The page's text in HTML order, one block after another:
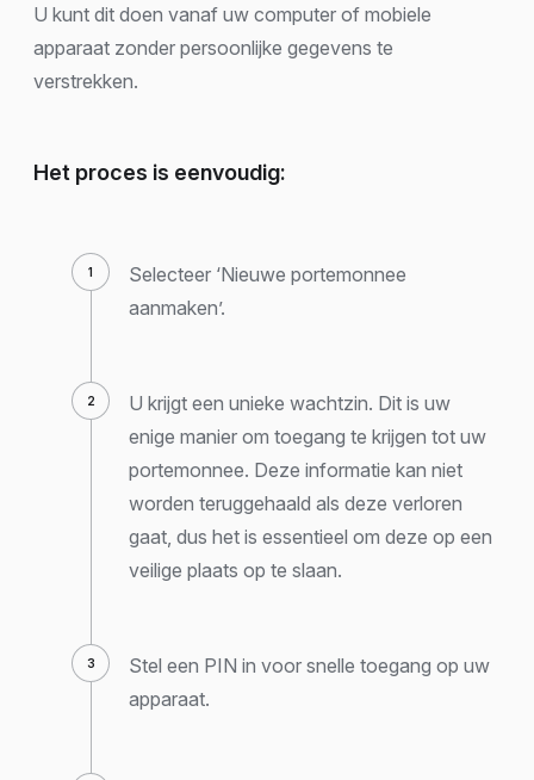
U kunt dit doen vanaf uw computer of mobiele
apparaat zonder persoonlijke gegevens te
verstrekken.
Het proces is eenvoudig:
Selecteer ‘Nieuwe portemonnee
aanmaken’.
U krijgt een unieke wachtzin. Dit is uw
enige manier om toegang te krijgen tot uw
portemonnee. Deze informatie kan niet
worden teruggehaald als deze verloren
gaat, dus het is essentieel om deze op een
veilige plaats op te slaan.
Stel een PIN in voor snelle toegang op uw
apparaat.